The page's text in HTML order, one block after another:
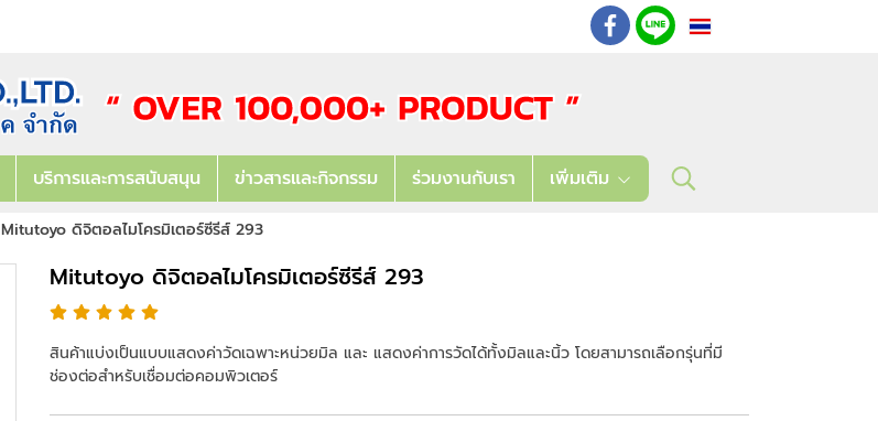
TH
บริการและการสนับสนุน ข่าวสารและกิจกรรม ร่วมงานกับเรา เพิ่มเติม
Mitutoyo ดิจิตอลไมโครมิเตอร์ซีรีส์ 293
Mitutoyo ดิจิตอลไมโครมิเตอร์ซีรีส์ 293
สินค้าแบ่งเป็นแบบแสดงค่าวัดเฉพาะหน่วยมิล และ แสดงค่าการวัดได้ทั้งมิลและนิ้ว โดยสามารถเลือกรุ่นที่มี
ช่องต่อสำหรับเชื่อมต่อคอมพิวเตอร์